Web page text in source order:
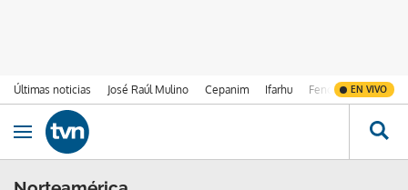
Últimas noticias José Raúl Mulino Cepanim Ifarhu Fenómeno de El
EN VIVO
Ir al contenido
Obrir navegació